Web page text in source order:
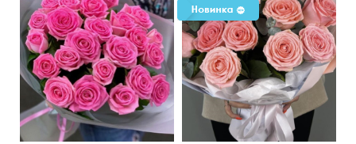
50 см 30 см крупный бутон